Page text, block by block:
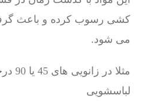
کشی رسوب کرده و باعث
می شود.
مثلا
لباسشویی